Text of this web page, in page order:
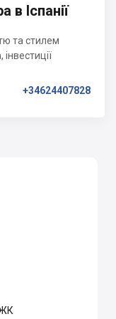
в Іспанії
та стилем
+34624407828